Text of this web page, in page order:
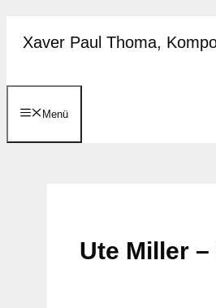
InhaltXaver Paul Thoma,
Menü
Ute Miller –